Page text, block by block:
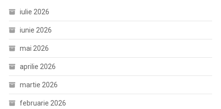
iulie 2026
iunie 2026
mai 2026
aprilie 2026
martie 2026
februarie 2026